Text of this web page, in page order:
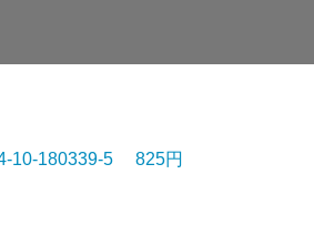
10-180339-5 825円